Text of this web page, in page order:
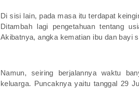
Di sisi lain, pada masa itu terdapat
Ditambah lagi pengetahuan tentang
Akibatnya, angka kematian ibu dan bayi
Namun, seiring berjalannya waktu
keluarga. Puncaknya yaitu tanggal 29